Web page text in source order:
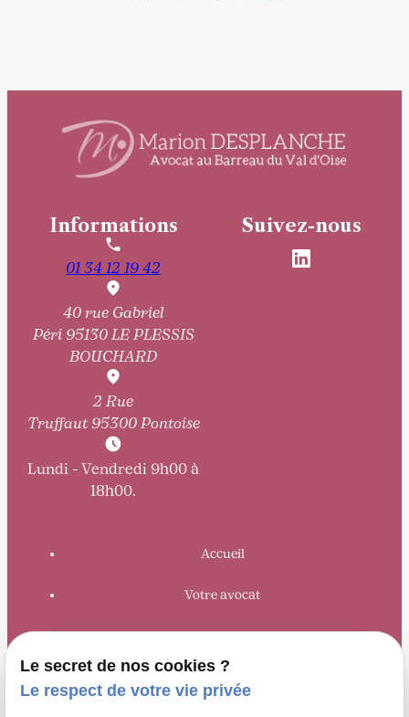
Informations
01 34 12 19 42
40 rue Gabriel
Péri 95130 LE PLESSIS
BOUCHARD
2 Rue
Truffaut95300 Pontoise
Lundi - Vendredi 9h00 à
18h00.
Suivez-nous
Accueil
Votre avocat
Le secret de nos cookies ?
Le respect de votre vie privée